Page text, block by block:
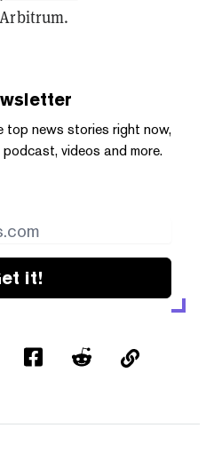
top news stories right now,
videos and more.
it!